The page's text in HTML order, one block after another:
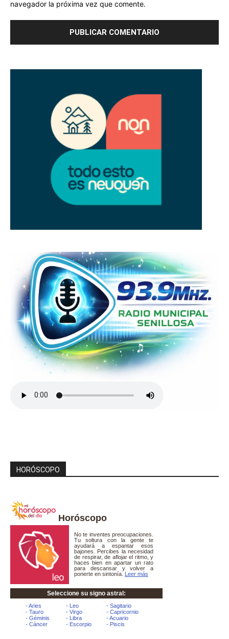
navegador la próxima vez que comente.
HORÓSCOPO
Horóscopo